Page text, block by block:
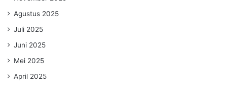
Agustus 2025
Juli 2025
Juni 2025
Mei 2025
April 2025